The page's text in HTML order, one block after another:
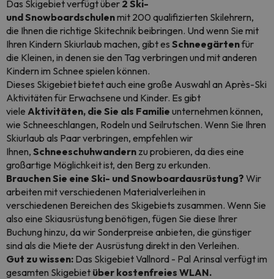
Das Skigebiet verfügt über 2 Ski-
und Snowboardschulenmit 200 qualifizierten Skilehrern,
die Ihnen die richtige Skitechnik beibringen. Und wenn Sie mit
Ihren Kindern Skiurlaub machen, gibt es Schneegärtenfür
die Kleinen, in denen sie den Tag verbringen und mit anderen
Kindern im Schnee spielen können.
Dieses Skigebiet bietet auch eine große Auswahl an Après-Ski
Aktivitäten für Erwachsene und Kinder. Es gibt
viele Aktivitäten, die Sie als Familie unternehmen können,
wie Schneeschlangen, Rodeln und Seilrutschen. Wenn Sie Ihren
Skiurlaub als Paar verbringen, empfehlen wir
Ihnen, Schneeschuhwandern zu probieren, da dies eine
großartige Möglichkeit ist, den Berg zu erkunden.
Brauchen Sie eine Ski- und Snowboardausrüstung? Wir
arbeiten mit verschiedenen Materialverleihen in
verschiedenen Bereichen des Skigebiets zusammen. Wenn Sie
also eine Skiausrüstung benötigen, fügen Sie diese Ihrer
Buchung hinzu, da wir Sonderpreise anbieten, die günstiger
sind als die Miete der Ausrüstung direkt in den Verleihen.
Gut zu wissen: Das Skigebiet Vallnord - Pal Arinsal verfügt im
gesamten Skigebiet über kostenfreies WLAN.